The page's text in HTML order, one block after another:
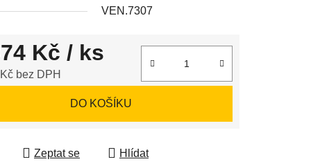
VEN.7307
Kč / ks
bez DPH
DO KOŠÍKU
Zeptat se
Hlídat